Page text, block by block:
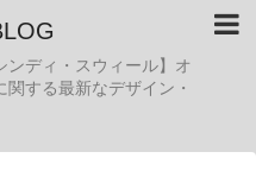
ンディ・スウィール】オ
する最新なデザイン・